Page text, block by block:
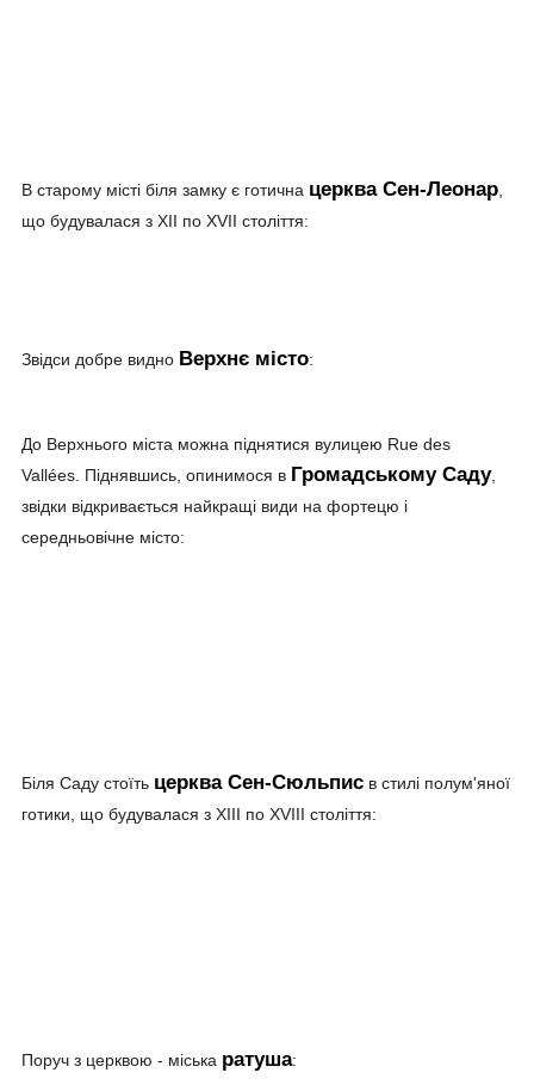
В старому місті біля замку є готична церква Сен-Леонар
що будувалася з XII по XVII століття:
Звідси добре видно Верхнє місто:
До Верхнього міста можна піднятися вулицею Rue des
Vallées. Піднявшись, опинимося в Громадському Саду,
звідки відкривається найкращі види на фортецю і
середньовічне місто:
Біля Саду стоїть церква Сен-Сюльпис в стилі полум'яної
готики, що будувалася з XIII по XVIII століття:
Поруч з церквою - міська ратуша: